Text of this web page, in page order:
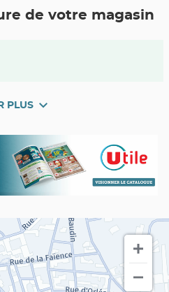
DEde votre magasin
PLUS